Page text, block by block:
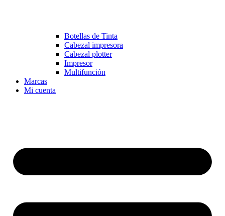
Botellas de Tinta
Cabezal impresora
Cabezal plotter
Impresor
Multifunción
Marcas
Mi cuenta